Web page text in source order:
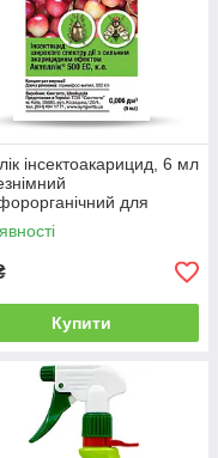
секрети і
ефективності.
без
протягом
оплати.
з дилерами і
інсектоакарицид, 6 мл
для
шкідників,
Купити